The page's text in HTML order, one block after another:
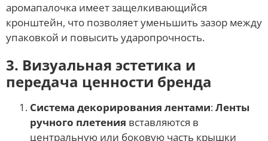
аромапалочка имеет защелкивающийся
кронштейн, что позволяет уменьшить зазор между
упаковкой и повысить ударопрочность.
3. Визуальная эстетика и
передача ценности бренда
Система декорирования лентами:Ленты
ручного плетения вставляются в
центральную или боковую часть крышки